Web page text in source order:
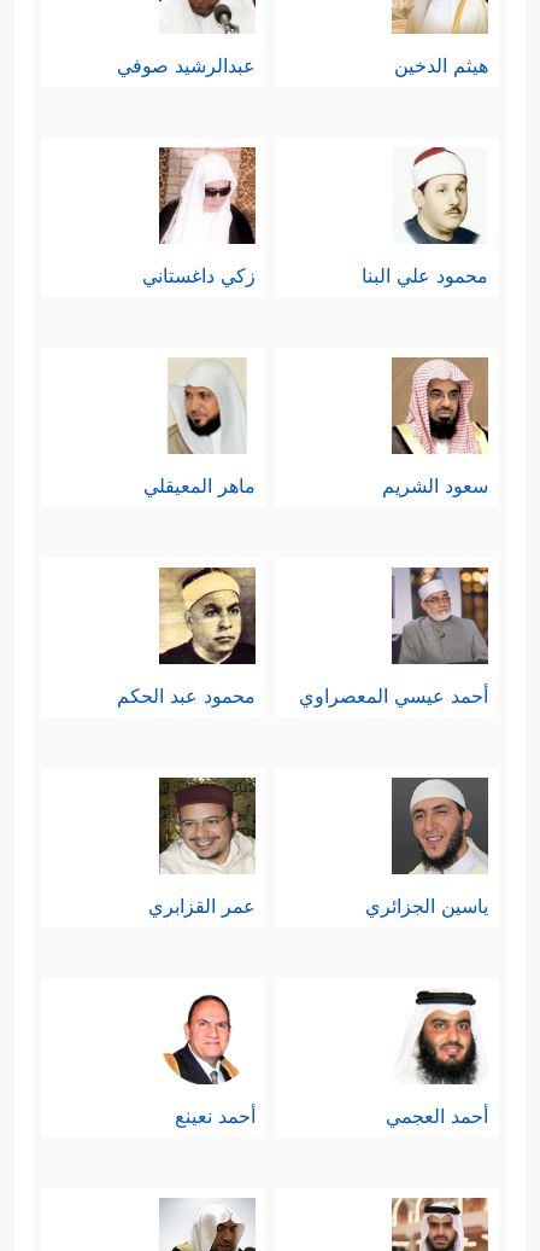
هيثم الدخين عبدالرشيد صوفي
محمود علي البنا زكي داغستاني
سعود الشريم ماهر المعيقلي
أحمد عيسي المعصراوي محمود عبد الحكم
ياسين الجزائري عمر القزابري
أحمد العجمي أحمد نعينع